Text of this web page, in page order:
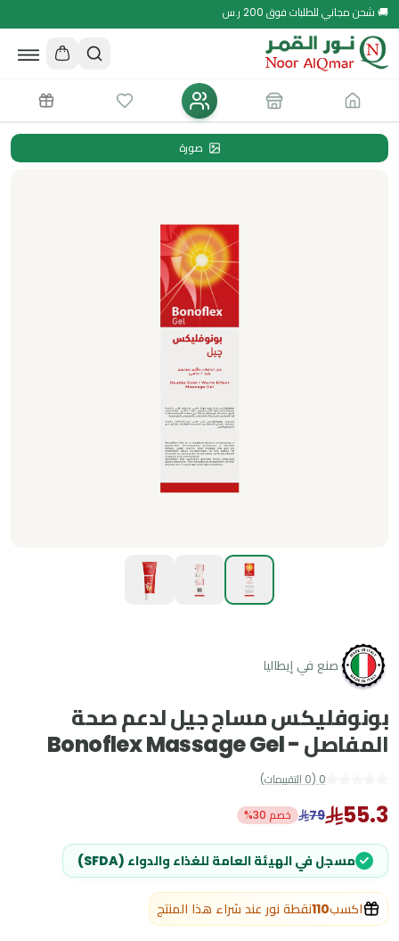
🚚 شحن مجاني للطلبات فوق 200 ر.س
صورة
صنع في إيطاليا
بونوفليكس مساج جيل لدعم صحة
المفاصل - Bonoflex Massage Gel
0
(
0 التقييمات)
55.3
79 خصم 30%
مسجل في الهيئة العامة للغذاء والدواء (SFDA)
اكسب110نقطة نور عند شراء هذا المنتج